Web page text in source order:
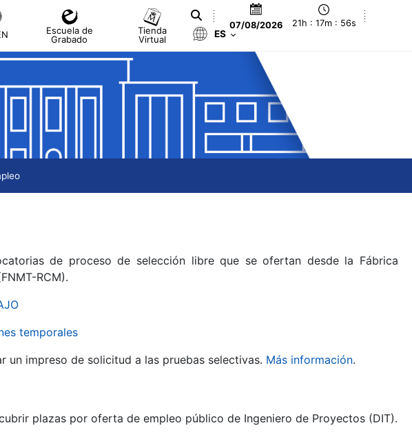
Escuela de
Grabado
Tienda
Virtual
07/08/2026 21h : 17m : 56s
ES
de proceso de selección libre que se ofertan desde la Fábrica
RCM).
temporales
un impreso de solicitud a las pruebas selectivas. Más información.
plazas por oferta de empleo público de Ingeniero de Proyectos (DIT).